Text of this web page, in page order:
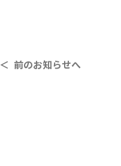
＜ 前のお知らせへ